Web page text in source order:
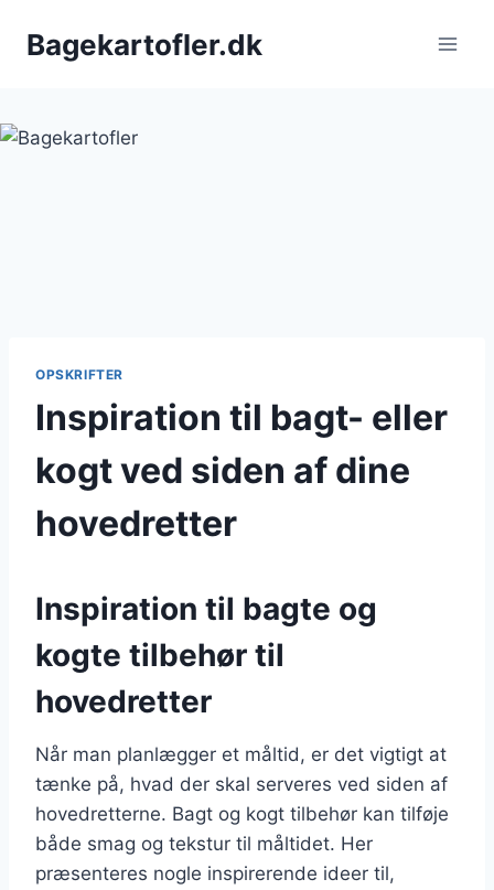
Bagekartofler.dk
OPSKRIFTER
Inspiration til bagt- eller
kogt ved siden af dine
hovedretter
Inspiration til bagte og
kogte tilbehør til
hovedretter
Når man planlægger et måltid, er det vigtigt at
tænke på, hvad der skal serveres ved siden af
hovedretterne. Bagt og kogt tilbehør kan tilføje
både smag og tekstur til måltidet. Her
præsenteres nogle inspirerende ideer til,